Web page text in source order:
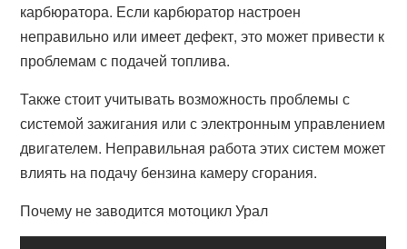
карбюратора. Если карбюратор настроен
неправильно или имеет дефект, это может привести к
проблемам с подачей топлива.
Также стоит учитывать возможность проблемы с
системой зажигания или с электронным управлением
двигателем. Неправильная работа этих систем может
влиять на подачу бензина камеру сгорания.
Почему не заводится мотоцикл Урал